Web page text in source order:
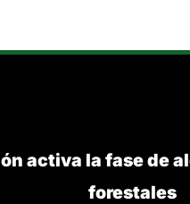
activa la fase de
forestales